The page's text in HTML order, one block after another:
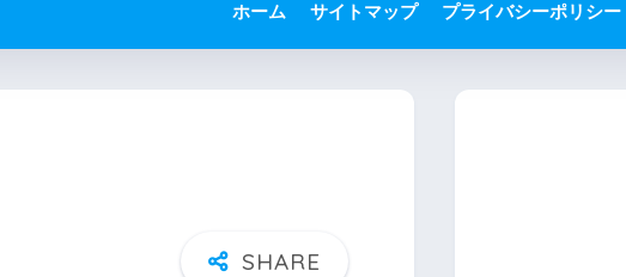
ホーム サイトマップ プライバシーポリシー